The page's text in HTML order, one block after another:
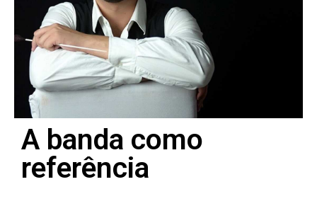
A banda como
referência